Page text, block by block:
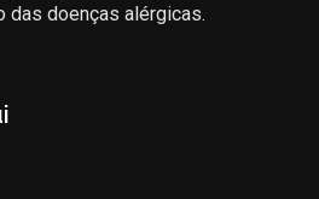
das doenças alérgicas.